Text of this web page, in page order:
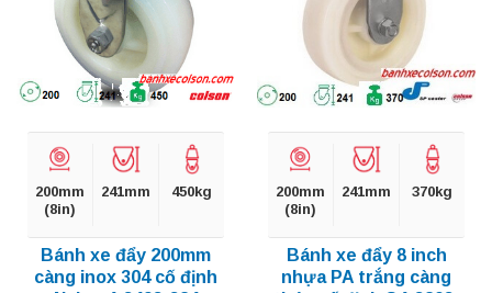
200mm
(8in)
241mm 450kg
Bánh xe đẩy 200mm
càng inox 304 cố định
200mm
(8in)
241mm 370kg
Bánh xe đẩy 8 inch
nhựa PA trắng càng